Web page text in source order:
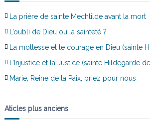
La prière de sainte Mechtilde avant la mort
L’oubli de Dieu ou la sainteté ?
La mollesse et le courage en Dieu (sainte
L’Injustice et la Justice (sainte Hildegarde
Marie, Reine de la Paix, priez pour nous
Aticles plus anciens